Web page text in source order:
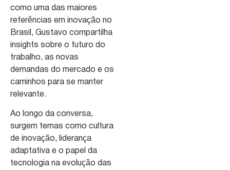
como uma das maiores
referências em inovação no
Brasil, Gustavo compartilha
insights sobre o futuro do
trabalho, as novas
demandas do mercado e os
caminhos para se manter
relevante.
Ao longo da conversa,
surgem temas como cultura
de inovação, liderança
adaptativa e o papel da
tecnologia na evolução das